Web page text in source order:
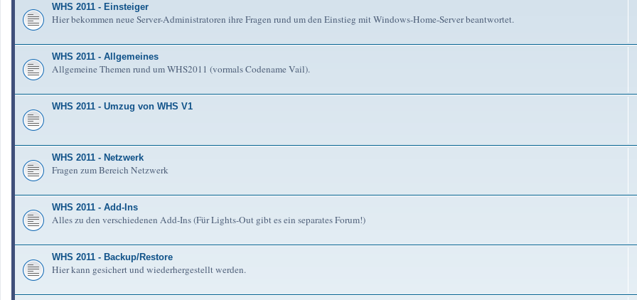
WHS 2011 - Einsteiger
Hier bekommen neue Server-Administratoren ihre Fragen rund um den Einstieg mit Windows-Home-Server beantwortet.
WHS 2011 - Allgemeines
Allgemeine Themen rund um WHS2011 (vormals Codename Vail).
WHS 2011 - Umzug von WHS V1
WHS 2011 - Netzwerk
Fragen zum Bereich Netzwerk
WHS 2011 - Add-Ins
Alles zu den verschiedenen Add-Ins (Für Lights-Out gibt es ein separates Forum!)
WHS 2011 - Backup/Restore
Hier kann gesichert und wiederhergestellt werden.